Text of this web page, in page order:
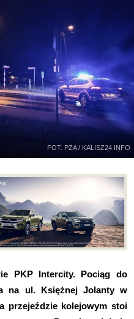
FOT. PZA / KALISZ24 INFO
PKP Intercity. Pociąg do
na ul. Księżnej Jolanty w
przejeździe kolejowym stoi